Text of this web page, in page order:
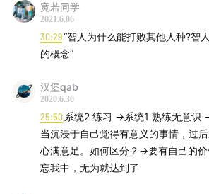
宽若同学
2021.6.06
30:29“智人为什么能打败其他人种?智
的概念”
汉堡qab
2020.6.30
25:50系统2 练习 →系统1 熟练无意识
当沉浸于自己觉得有意义的事情，过
心满意足。如何区分？→要有自己的
忘我中，无为就达到了